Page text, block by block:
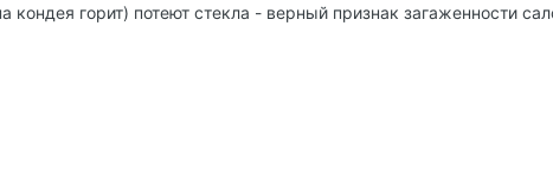
горит) потеют стекла - верный признак загаженности